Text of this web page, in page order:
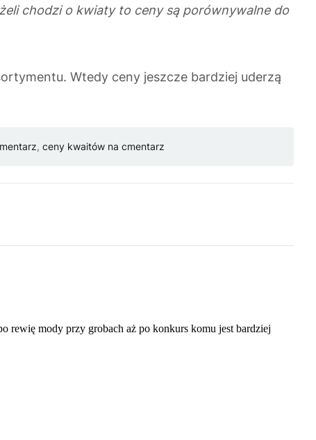
chodzi o kwiaty to ceny są porównywalne do
Wtedy ceny jeszcze bardziej uderzą
, ceny kwaitów na cmentarz